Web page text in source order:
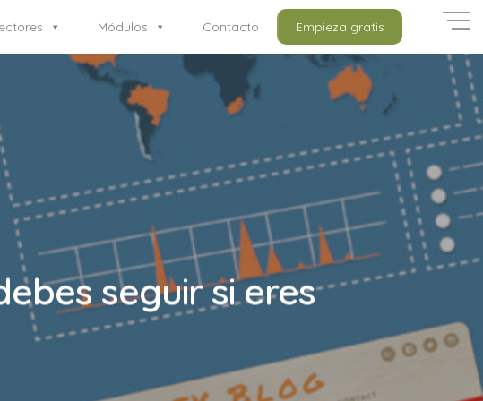
Módulos Contacto Empieza gratis
seguir si eres